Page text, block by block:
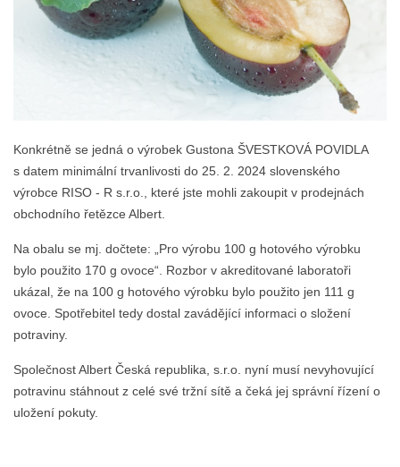
Konkrétně se jedná o výrobek Gustona ŠVESTKOVÁ POVIDLA
s datem minimální trvanlivosti do 25. 2. 2024 slovenského
výrobce RISO - R s.r.o., které jste mohli zakoupit v prodejnách
obchodního řetězce Albert.
Na obalu se mj. dočtete: „Pro výrobu 100 g hotového výrobku
bylo použito 170 g ovoce“. Rozbor v akreditované laboratoři
ukázal, že na 100 g hotového výrobku bylo použito jen 111 g
ovoce. Spotřebitel tedy dostal zavádějící informaci o složení
potraviny.
Společnost Albert Česká republika, s.r.o. nyní musí nevyhovující
potravinu stáhnout z celé své tržní sítě a čeká jej správní řízení o
uložení pokuty.